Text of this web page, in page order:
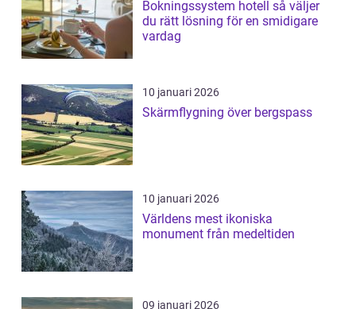
Bokningssystem hotell så väljer
du rätt lösning för en smidigare
vardag
10 januari 2026
Skärmflygning över bergspass
10 januari 2026
Världens mest ikoniska
monument från medeltiden
09 januari 2026